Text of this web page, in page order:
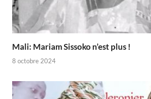
Mali: Mariam Sissoko n’est plus !
8 octobre 2024